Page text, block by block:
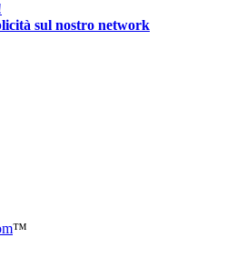
sul nostro network
™